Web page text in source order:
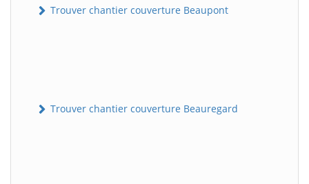
Trouver chantier couverture Beaupont
Trouver chantier couverture Beauregard